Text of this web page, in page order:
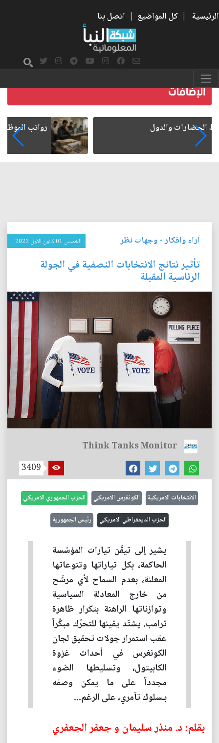
الرئيسية | كل المواضيع | اتصل بنا
رواتب الموظفين على صفيح ساخن
آراء وافكار-وجهات نظر الخميس 01 كانون الأول 2022
تأثير نتائج الانتخابات النصفية في الجولة
الرئاسية المقبلة
Think Tanks Monitor
3409
الانتخابات الامريكية الكونغرس الامريكي الحزب الجمهوري الامريكي
الحزب الديمقراطي الامريكي رئيس الجمهورية
يشير إلى تيقّن تيارات المؤسّسة
الحاكمة، بكل تياراتها وتنوعاتها
المعلنة، بعدم السماح لأي مرشّح
من خارج المعادلة السياسية
وتوازناتها الراهنة بتكرار ظاهرة
ترامب. يشتّد يقينها للتحرّك مبكِّراً
عقب استمرار جولات تحقيق لجان
الكونغرس في أحداث غزوة
الكابيتول، وتسليطها الضوء
مجدداً على ما يمكن وصفه
بـسلوك تآمري، على الرغم...
بقلم: د. منذر سليمان و جعفر الجعفري